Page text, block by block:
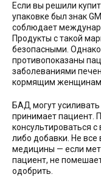
Если вы решили
упаковке был знак
соблюдает
Продукты с такой
безопасными.
противопоказаны
заболеваниями
кормящим женщинам
БАД могут
принимает пациент.
консультироваться
либо добавки. Не
медицины — если
пациент, не
одобрить.